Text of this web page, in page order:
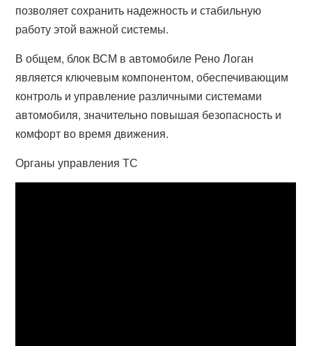
позволяет сохранить надежность и стабильную
работу этой важной системы.
В общем, блок ВСМ в автомобиле Рено Логан
является ключевым компонентом, обеспечивающим
контроль и управление различными системами
автомобиля, значительно повышая безопасность и
комфорт во время движения.
Органы управления ТС